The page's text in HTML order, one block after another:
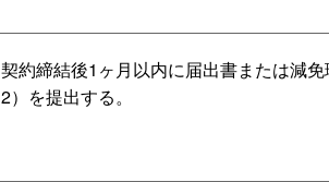
契約締結後1ヶ月以内に届出書または減
2）を提出する。